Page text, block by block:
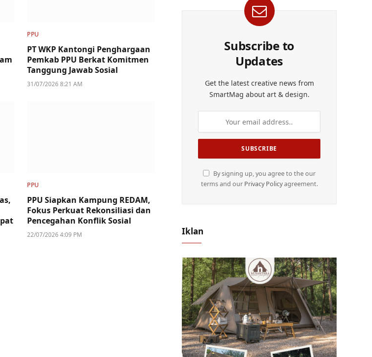
PPU
PT WKP Kantongi Penghargaan
Pemkab PPU Berkat Komitmen
Tanggung Jawab Sosial
31/07/2026 8:21 AM
PPU
PPU Siapkan Kampung REDAM,
Fokus Perkuat Rekonsiliasi dan
Pencegahan Konflik Sosial
22/07/2026 4:09 PM
Subscribe to
Updates
Get the latest creative news from
SmartMag about art & design.
By signing up, you agree to the our
terms and our Privacy Policyagreement.
Iklan